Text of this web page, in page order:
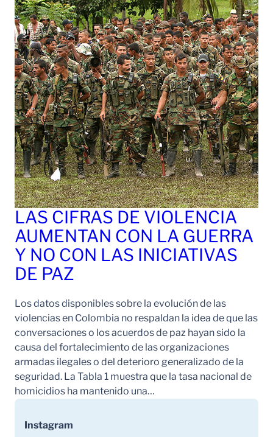
LAS CIFRAS DE VIOLENCIA
AUMENTAN CON LA GUERRA
Y NO CON LAS INICIATIVAS
DE PAZ
Los datos disponibles sobre la evolución de las
violencias en Colombia no respaldan la idea de que las
conversaciones o los acuerdos de paz hayan sido la
causa del fortalecimiento de las organizaciones
armadas ilegales o del deterioro generalizado de la
seguridad. La Tabla 1 muestra que la tasa nacional de
homicidios ha mantenido una…
Instagram